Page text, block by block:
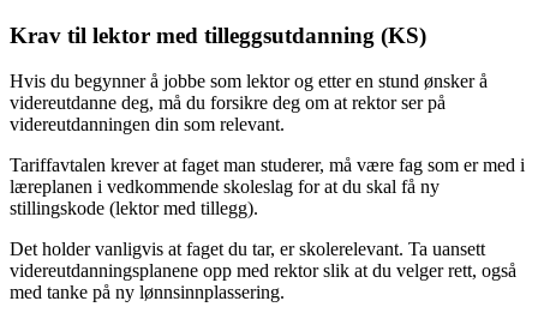
Krav til lektor med tilleggsutdanning (KS)
Hvis du begynner å jobbe som lektor og etter en stund ønsker å
videreutdanne deg, må du forsikre deg om at rektor ser på
videreutdanningen din som relevant.
Tariffavtalen krever at faget man studerer, må være fag som er med i
læreplanen i vedkommende skoleslag for at du skal få ny
stillingskode (lektor med tillegg).
Det holder vanligvis at faget du tar, er skolerelevant. Ta uansett
videreutdanningsplanene opp med rektor slik at du velger rett, også
med tanke på ny lønnsinnplassering.